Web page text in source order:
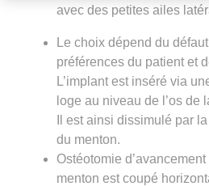
avec des petites ailes
Le choix dépend du
préférences du patient et
L’implant est inséré via
loge au niveau de l’os de
Il est ainsi dissimulé par
du menton.
Ostéotomie d’avancement
menton est coupé